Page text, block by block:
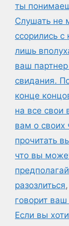
ты
Слушать не
ссорились
лишь
ваш
свидания.
конце
на все свои
вам о своих
прочитать
что вы
разозлиться,
говорит
Если вы